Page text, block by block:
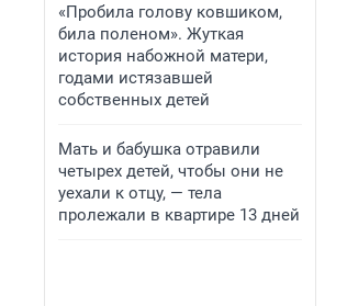
«Пробила голову ковшиком,
била поленом». Жуткая
история набожной матери,
годами истязавшей
собственных детей
Мать и бабушка отравили
четырех детей, чтобы они не
уехали к отцу, — тела
пролежали в квартире 13 дней